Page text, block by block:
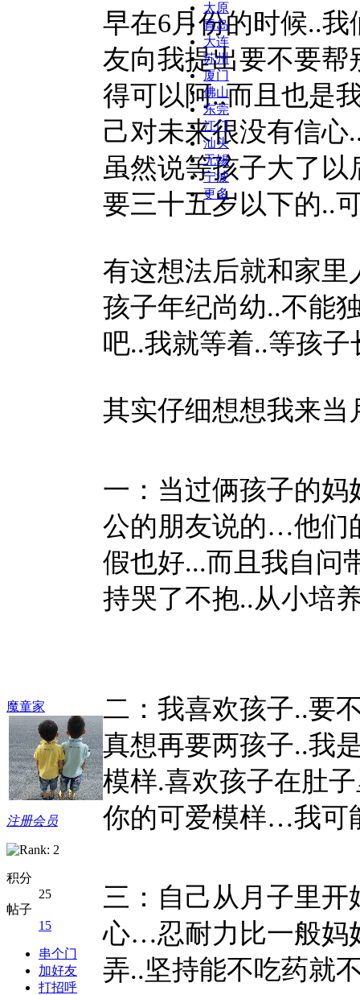
太原
青岛
大连
苏州
厦门
佛山
东莞
江门
汕头
无锡
宁波
更多
魔童家
注册会员
积分
25
帖子
15
串个门
加好友
打招呼
早在6月份的时候..
友向我提出要不要帮
得可以阿..而且也是
己对未来很没有信心
虽然说等孩子大了
要三十五岁以下的..
有这想法后就和家里
孩子年纪尚幼..不能
吧..我就等着..等孩
其实仔细想想我来
一：当过俩孩子的妈
公的朋友说的…他们
假也好...而且我自问
持哭了不抱..从小培
二：我喜欢孩子..要
真想再要两孩子..我
模样.喜欢孩子在肚
你的可爱模样…我可
三：自己从月子里
心…忍耐力比一般妈
弄..坚持能不吃药就